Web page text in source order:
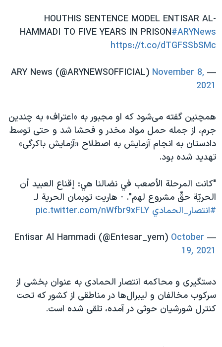
HOUTHIS SENTENCE MODEL ENTISAR AL-
HAMMADI TO FIVE YEARS IN PRISON#ARYNews
https://t.co/dTGFSSbSMc
— ARY News (@ARYNEWSOFFICIAL)
November 8,
2021
همچنین گفته می‌شود که او مجبور به «اعتراف» به چندین
جرم، از جمله حمل مواد مخدر و فحشا شد و حتی توسط
دادستان به انجام آزمایش به اصطلاح «آزمایش باکرگی»
تهدید شده بود.
"كانت المرحلة الأصعب في نضالنا هي: إقناع العبيد أن
الحريّة حقٌ مشروع لهم". - هاريت توبمان الحرية لـ
#انتصار_الحمادي pic.twitter.com/nWfbr9xFLY
— Entisar Al Hammadi (@Entesar_yem)
October
19, 2021
دستگیری و محاکمه انتصار الحمادی به عنوان بخشی از
سرکوب‌‌ مخالفان و لیبرال‌ها در مناطقی از کشور که تحت
کنترل شورشیان حوثی در آمده، تلقی شده است.